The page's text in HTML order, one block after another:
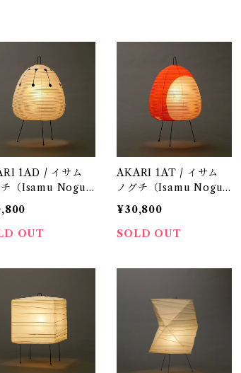
1AD / イサム
チ（Isamu Noguc
ゼキ（尾関）/ 7
OUT
AKARI 1AT / イサム
ノグチ（Isamu Noguc
hi) / オゼキ（尾関）/ 7
5002
¥30,800
SOLD OUT